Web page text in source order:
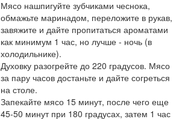
Мясо нашпигуйте зубчиками чеснока,
обмажьте маринадом, переложите в рукав,
завяжите и дайте пропитаться ароматами
как минимум 1 час, но лучше - ночь (в
холодильнике).
Духовку разогрейте до 220 градусов. Мясо
за пару часов достаньте и дайте согреться
на столе.
Запекайте мясо 15 минут, после чего еще
45-50 минут при 180 градусах, затем 1 час